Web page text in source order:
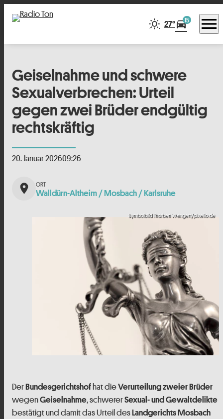
27°directions_car15 menu
Geiselnahme und schwere
Sexualverbrechen: Urteil
gegen zwei Brüder endgültig
rechtskräftig
20. Januar 202609:26
place Walldürn-Altheim / Mosbach / Karlsruhe
Symbolbild Thorben Wengert/pixelio.de
DerBundesgerichtshofhat dieVerurteilung zweier Brüder
wegenGeiselnahme, schwererSexual- und Gewaltdelikte
bestätigt und damit das Urteil desLandgerichts Mosbach